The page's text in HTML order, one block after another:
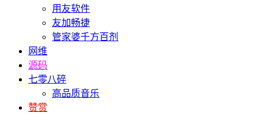
用友软件
友加畅捷
管家婆千方百剂
网维
源码
七零八碎
高品质音乐
赞赏